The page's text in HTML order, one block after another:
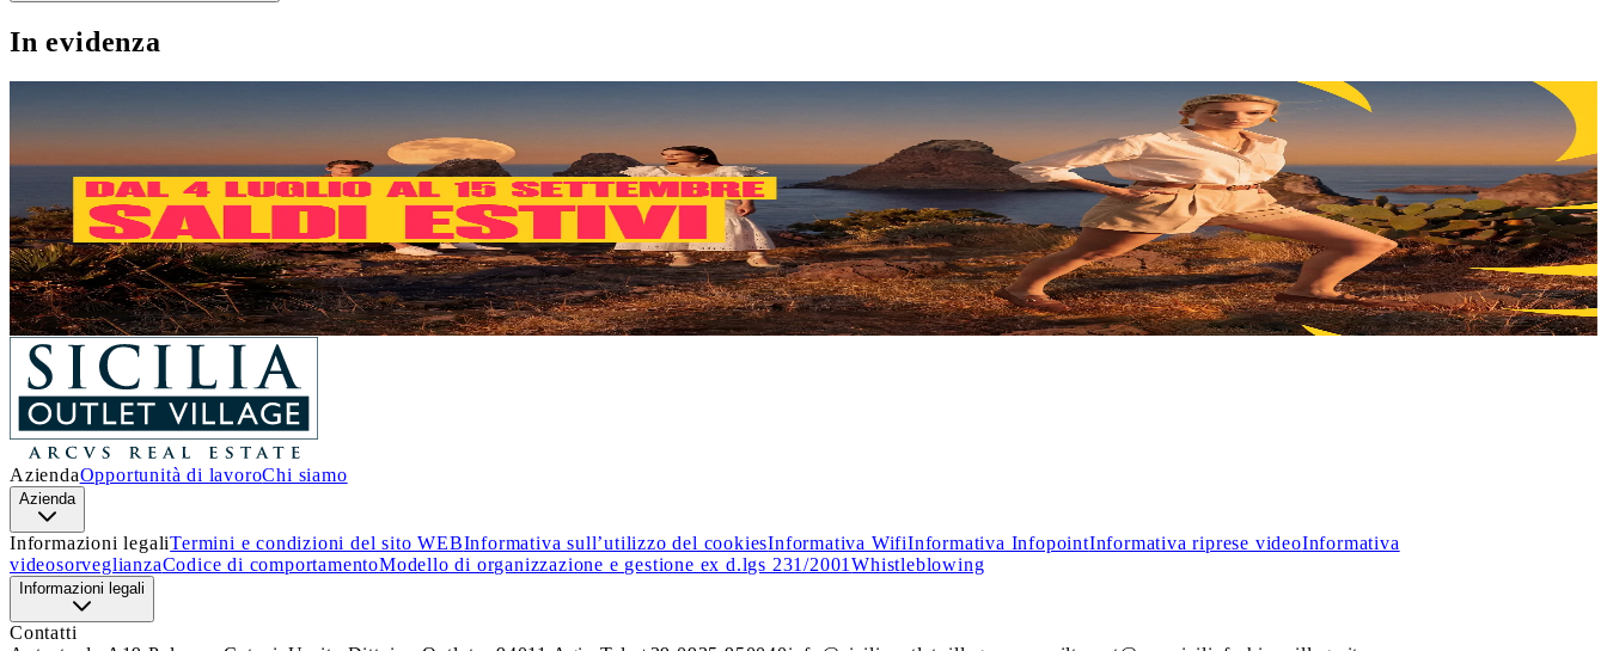
In evidenza
Dal 4 luglio al 15 settembre, aSicilia Outlet Villagearrivano iSaldi: nei negozi delle migliori firme italiane e internazionali, troverai incredibili sconti sui prezzi outlet.
Approfitta di questa incredibile opportunità e lasciati ispirare.
Ti aspettiamo!
Scopri i dettagli
AziendaOpportunità di lavoroChi siamo
Azienda
Informazioni legaliTermini e condizioni del sito WEBInformativa sull’utilizzo del cookiesInformativa WifiInformativa InfopointInformativa riprese videoInformativa
videosorveglianzaCodice di comportamentoModello di organizzazione e gestione ex d.lgs 231/2001Whistleblowing
Informazioni legali
Contatti